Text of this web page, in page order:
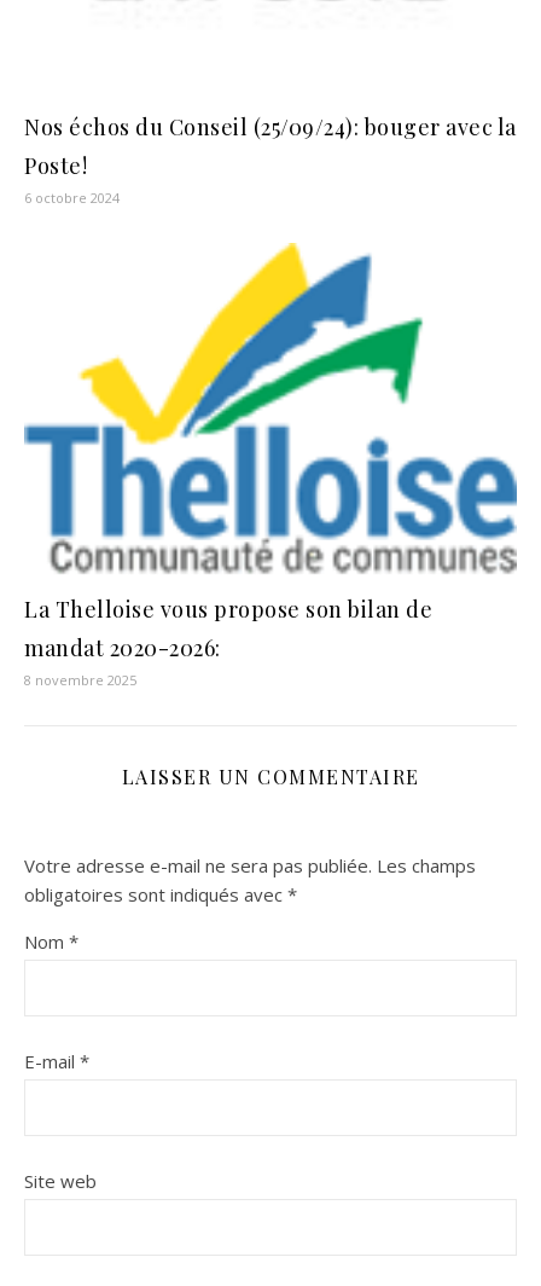
Nos échos du Conseil (25/09/24): bouger avec la
Poste!
6 octobre 2024
La Thelloise vous propose son bilan de
mandat 2020-2026:
8 novembre 2025
LAISSER UN COMMENTAIRE
Votre adresse e-mail ne sera pas publiée. Les champs
obligatoires sont indiqués avec *
Nom *
E-mail *
Site web